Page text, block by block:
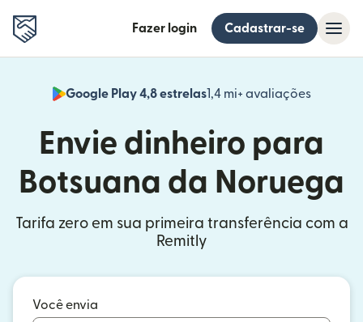
Fazer login Cadastrar-se
Google Play 4,8 estrelas1,4 mi+ avaliações
(abre
Envie dinheiro para
Botsuana da Noruega
Tarifa zero em sua primeira transferência com a
Remitly
Você envia